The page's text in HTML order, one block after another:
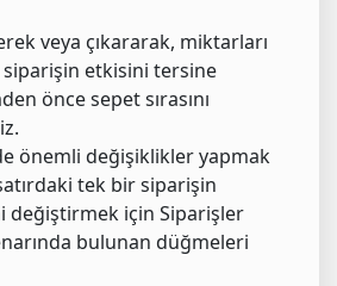
veya çıkararak, miktarları
etkisini tersine
önce sepet sırasını
önemli değişiklikler yapmak
tek bir siparişin
değiştirmek için Siparişler
bulunan düğmeleri